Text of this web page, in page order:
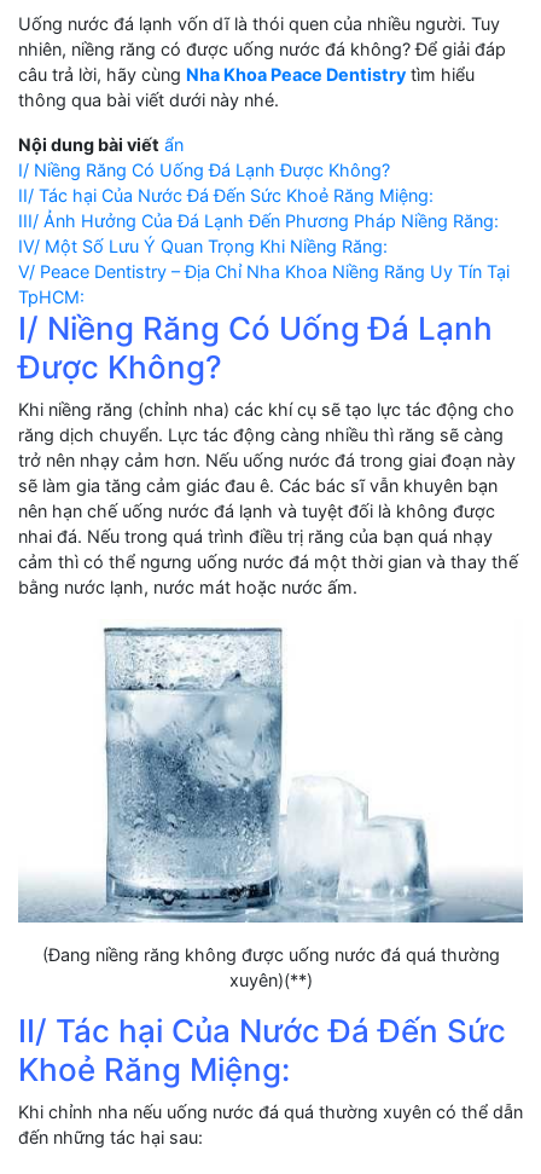
Uống nước đá lạnh vốn dĩ là thói quen của nhiều người. Tuy
nhiên, niềng răng có được uống nước đá không? Để giải đáp
câu trả lời, hãy cùng Nha Khoa Peace Dentistry tìm hiểu
thông qua bài viết dưới này nhé.
Nội dung bài viết ẩn
I/ Niềng Răng Có Uống Đá Lạnh Được Không?
II/ Tác hại Của Nước Đá Đến Sức Khoẻ Răng Miệng:
III/ Ảnh Hưởng Của Đá Lạnh Đến Phương Pháp Niềng Răng:
IV/ Một Số Lưu Ý Quan Trọng Khi Niềng Răng:
V/ Peace Dentistry – Địa Chỉ Nha Khoa Niềng Răng Uy Tín Tại
TpHCM:
I/ Niềng Răng Có Uống Đá Lạnh
Được Không?
Khi niềng răng (chỉnh nha) các khí cụ sẽ tạo lực tác động cho
răng dịch chuyển. Lực tác động càng nhiều thì răng sẽ càng
trở nên nhạy cảm hơn. Nếu uống nước đá trong giai đoạn này
sẽ làm gia tăng cảm giác đau ê. Các bác sĩ vẫn khuyên bạn
nên hạn chế uống nước đá lạnh và tuyệt đối là không được
nhai đá. Nếu trong quá trình điều trị răng của bạn quá nhạy
cảm thì có thể ngưng uống nước đá một thời gian và thay thế
bằng nước lạnh, nước mát hoặc nước ấm.
(Đang niềng răng không được uống nước đá quá thường
xuyên)(**)
II/ Tác hại Của Nước Đá Đến Sức
Khoẻ Răng Miệng:
Khi chỉnh nha nếu uống nước đá quá thường xuyên có thể dẫn
đến những tác hại sau: